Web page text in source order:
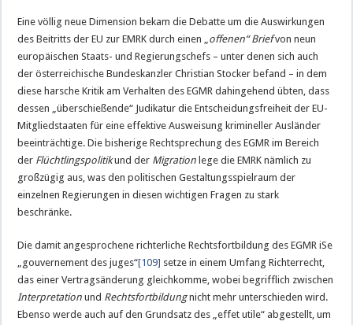
Eine völlig neue Dimension bekam die Debatte um die Auswirkungen
des Beitritts der EU zur EMRK durch einen „offenen“ Briefvon neun
europäischen Staats- und Regierungschefs – unter denen sich auch
der österreichische Bundeskanzler Christian Stocker befand – in dem
diese harsche Kritik am Verhalten des EGMR dahingehend übten, dass
dessen „überschießende“ Judikatur die Entscheidungsfreiheit der EU-
Mitgliedstaaten für eine effektive Ausweisung krimineller Ausländer
beeinträchtige. Die bisherige Rechtsprechung des EGMR im Bereich
der Flüchtlingspolitikund der Migration lege die EMRK nämlich zu
großzügig aus, was den politischen Gestaltungsspielraum der
einzelnen Regierungen in diesen wichtigen Fragen zu stark
beschränke.
Die damit angesprochene richterliche Rechtsfortbildung des EGMR iSe
„gouvernement des juges“[109] setze in einem Umfang Richterrecht,
das einer Vertragsänderung gleichkomme, wobei begrifflich zwischen
Interpretation und Rechtsfortbildungnicht mehr unterschieden wird.
Ebenso werde auch auf den Grundsatz des „effet utile“ abgestellt, um